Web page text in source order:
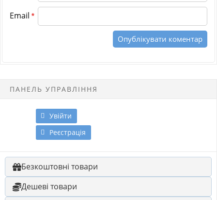
Email *
ПАНЕЛЬ УПРАВЛІННЯ
Увійти
Реєстрація
Безкоштовні товари
Дешеві товари